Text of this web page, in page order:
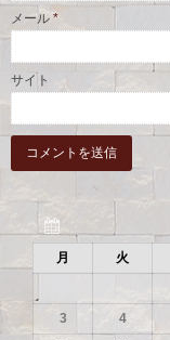
メール *
サイト
月 火
3
4